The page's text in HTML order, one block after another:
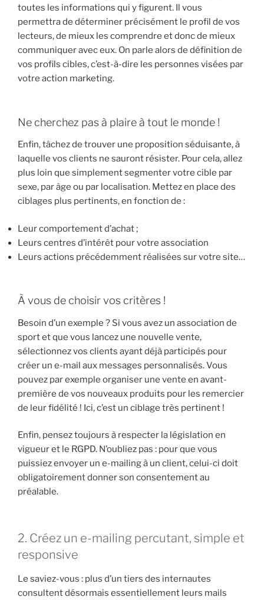
toutes les informations qui y figurent. Il vous
permettra de déterminer précisément le profil de vos
lecteurs, de mieux les comprendre et donc de mieux
communiquer avec eux. On parle alors de définition de
vos profils cibles, c’est-à-dire les personnes visées par
votre action marketing.
Ne cherchez pas à plaire à tout le monde !
Enfin, tâchez de trouver une proposition séduisante, à
laquelle vos clients ne sauront résister. Pour cela, allez
plus loin que simplement segmenter votre cible par
sexe, par âge ou par localisation. Mettez en place des
ciblages plus pertinents, en fonction de :
Leur comportement d’achat ;
Leurs centres d’intérêt pour votre association
Leurs actions précédemment réalisées sur votre site…
À vous de choisir vos critères !
Besoin d’un exemple ? Si vous avez un association de
sport et que vous lancez une nouvelle vente,
sélectionnez vos clients ayant déjà participés pour
créer un e-mail aux messages personnalisés. Vous
pouvez par exemple organiser une vente en avant-
première de vos nouveaux produits pour les remercier
de leur fidélité ! Ici, c’est un ciblage très pertinent !
Enfin, pensez toujours à respecter la législation en
vigueur et le RGPD. N’oubliez pas : pour que vous
puissiez envoyer un e-mailing à un client, celui-ci doit
obligatoirement donner son consentement au
préalable.
2. Créez un e-mailing percutant, simple et
responsive
Le saviez-vous : plus d’un tiers des internautes
consultent désormais essentiellement leurs mails